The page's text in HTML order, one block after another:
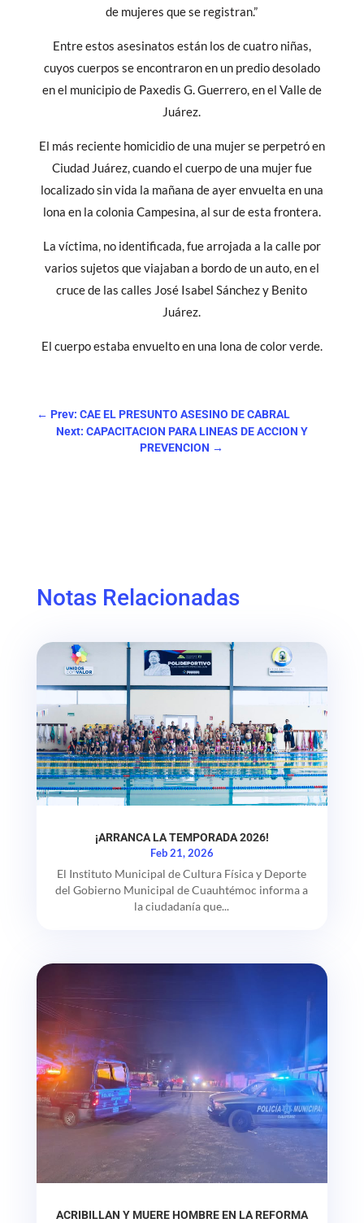
de mujeres que se registran.”
Entre estos asesinatos están los de cuatro niñas,
cuyos cuerpos se encontraron en un predio desolado
en el municipio de Paxedis G. Guerrero, en el Valle de
Juárez.
El más reciente homicidio de una mujer se perpetró en
Ciudad Juárez, cuando el cuerpo de una mujer fue
localizado sin vida la mañana de ayer envuelta en una
lona en la colonia Campesina, al sur de esta frontera.
La víctima, no identificada, fue arrojada a la calle por
varios sujetos que viajaban a bordo de un auto, en el
cruce de las calles José Isabel Sánchez y Benito
Juárez.
El cuerpo estaba envuelto en una lona de color verde.
← Prev: CAE EL PRESUNTO ASESINO DE CABRAL
Next: CAPACITACION PARA LINEAS DE ACCION Y
PREVENCION →
Notas Relacionadas
¡ARRANCA LA TEMPORADA 2026!
Feb 21, 2026
El Instituto Municipal de Cultura Física y Deporte
del Gobierno Municipal de Cuauhtémoc informa a
la ciudadanía que...
ACRIBILLAN Y MUERE HOMBRE EN LA REFORMA